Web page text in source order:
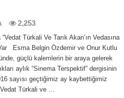
2,253
Türkali Ve Tarık Akan’ın Vedasına
Esma Belgin Özdemir ve Onur Kutlu
güçlü kalemlerin bir araya gelerek
aylık “Sinema Terspektif” dergisinin
sayısı geçtiğimiz ay kaybettiğimiz
Türkali ve …